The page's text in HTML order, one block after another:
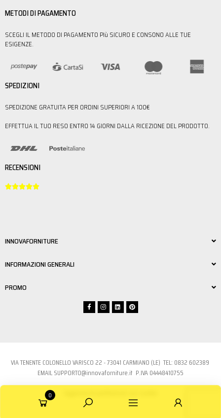
METODI DI PAGAMENTO
SCEGLI IL METODO DI PAGAMENTO PIù SICURO E CONSONO ALLE TUE
ESIGENZE.
SPEDIZIONI
SPEDIZIONE GRATUITA PER ORDINI SUPERIORI A 100€
EFFETTUA IL TUO RESO ENTRO 14 GIORNI DALLA RICEZIONE DEL PRODOTTO.
RECENSIONI

INNOVAFORNITURE
INFORMAZIONI GENERALI
PROMO
VIA TENENTE COLONELLO VARISCO 22 - 73041 CARMIANO (LE) TEL: 0832 602389
EMAILSUPPORTO@innovaforniture.it P.IVA 04448410755
0